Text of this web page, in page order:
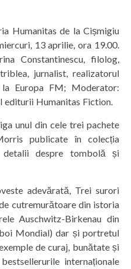
Humanitas de la Cișmigiu
13 aprilie, ora 19.00.
Constantinescu, filolog,
jurnalist, realizatorul
la Europa FM; Moderator:
editurii Humanitas Fiction.
unul din cele trei pachete
publicate în colecția
detalii despre tombolă și
adevărată, Trei surori
cutremurătoare din istoria
Auschwitz-Birkenau din
Mondial) dar și portretul
de curaj, bunătate și
internaționale